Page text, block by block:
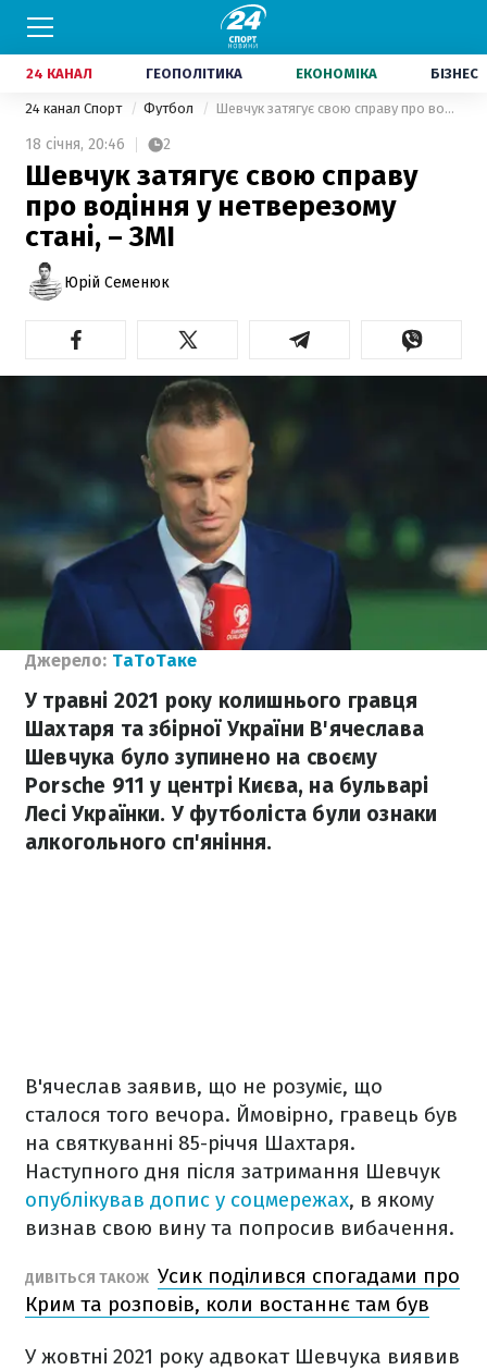
24 КАНАЛ ГЕОПОЛІТИКА ЕКОНОМІКА БІЗНЕС
24 канал Спорт Футбол Шевчук затягує свою справу про водіння у нетверезому стані, – ЗМІ
18 січня, 20:46 2
Шевчук затягує свою справу
про водіння у нетверезому
стані, – ЗМІ
Юрій Семенюк
Джерело: ТаТоТаке
У травні 2021 року колишнього гравця
Шахтаря та збірної України В'ячеслава
Шевчука було зупинено на своєму
Porsche 911 у центрі Києва, на бульварі
Лесі Українки. У футболіста були ознаки
алкогольного сп'яніння.
В'ячеслав заявив, що не розуміє, що
сталося того вечора. Ймовірно, гравець був
на святкуванні 85-річчя Шахтаря.
Наступного дня після затримання Шевчук
опублікував допис у соцмережах, в якому
визнав свою вину та попросив вибачення.
ДИВІТЬСЯ ТАКОЖ Усик поділився спогадами про
Крим та розповів, коли востаннє там був
У жовтні 2021 року адвокат Шевчука виявив